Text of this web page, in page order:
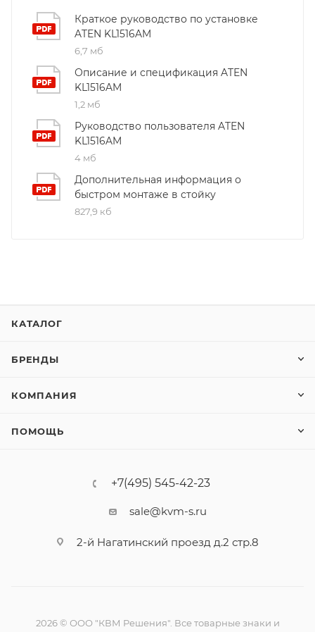
Краткое руководство по установке
ATEN KL1516AM
6,7 мб
Описание и спецификация ATEN
KL1516AM
1,2 мб
Руководство пользователя ATEN
KL1516AM
4 мб
Дополнительная информация о
быстром монтаже в стойку
827,9 кб
КАТАЛОГ
БРЕНДЫ
КОМПАНИЯ
ПОМОЩЬ
+7(495) 545-42-23
sale@kvm-s.ru
2-й Нагатинский проезд д.2 стр.8
2026 © ООО "КВМ Решения". Все товарные знаки и